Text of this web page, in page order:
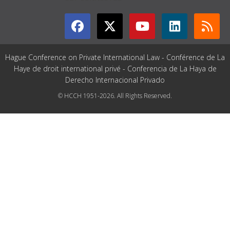
Hague Conference on Private International Law - Conférence de La
Haye de droit international privé - Conferencia de La Haya de
Derecho Internacional Privado
© HCCH 1951-2026. All Rights Reserved.